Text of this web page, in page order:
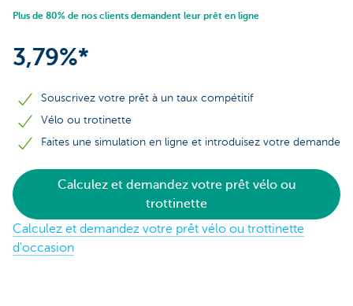
Plus de 80% de nos clients demandent leur prêt en ligne
3,79%*
Souscrivez votre prêt à un taux compétitif
Vélo ou trotinette
Faites une simulation en ligne et introduisez votre demande
Calculez et demandez votre prêt vélo ou
trottinette
Calculez et demandez votre prêt vélo ou trottinette
d'occasion